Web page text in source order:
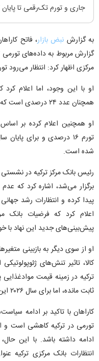
جاری و تورم تک‌رقمی تا پایان ۲۰۲۷ خبر داده است.
به گزارش نبض بازار، فاتح
گزارش مربوط به داده‌های تورمی
مرکزی اظهار کرد: انتظار می‌رود تورم پایان سال ۲۰۲۵
او با این وجود، اما اعلام
همچنان عدد ۲۴ درصدی است که در گزارش پیشین این نهاد اعلام شده بود.
شده است.
رئیس بانک مرکز ترکیه در نشستی
برگزار می‌شد، اشاره کرد که
پیدا کرده و انتظارات رشد
اعلام کرد که فرضیات بانک
پیش‌بینی‌های جدید این نهاد
او از سوی دیگر به بازبینی
کالا، تاثیر تنش‌های
ترکیه در زمینه قیمت
ثابت مانده، اما برای سال ۲۰۲۶ این متغیر صعودی در نظر گرفته شده است.
کاراهان با تاکید بر ادامه
تورمی در ترکیه کاهشی است و
ادامه داشته باشد. با این حال،
انتظارات بانک مرکزی ترکیه